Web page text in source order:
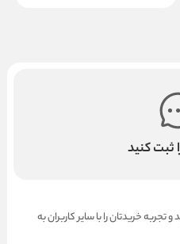
ثبت کنید
تجربه خریدتان را با سایر کاربران به